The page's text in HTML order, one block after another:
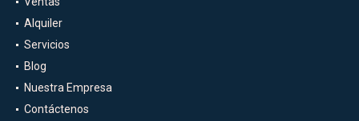
Alquiler
Servicios
Blog
Nuestra Empresa
Contáctenos